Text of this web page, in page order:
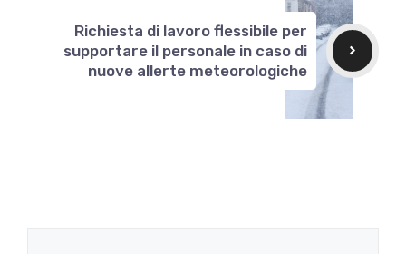
Richiesta di lavoro flessibile per
supportare il personale in caso di
nuove allerte meteorologiche